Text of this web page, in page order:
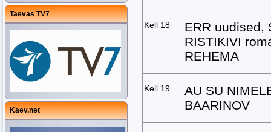
Taevas TV7
Kaev.net
Kell 18
ERR uudised,
RISTIKIVI
REHEMA
Kell 19
AU SU
BAARINOV